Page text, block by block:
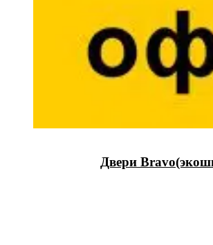
Двери